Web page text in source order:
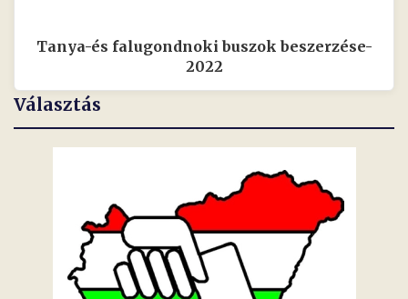
Tanya-és falugondnoki buszok beszerzése-
2022
Választás